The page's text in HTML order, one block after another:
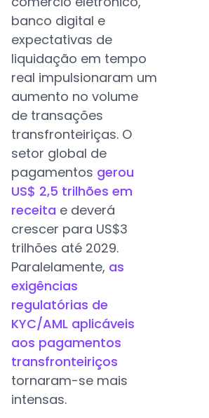
banco digital e
expectativas de
liquidação em tempo
real impulsionaram um
aumento no volume
de transações
transfronteiriças. O
setor global de
pagamentos gerou
US$ 2,5 trilhões em
receita e deverá
crescer para US$3
trilhões até 2029.
Paralelamente, as
exigências
regulatórias de
KYC/AML aplicáveis
aos pagamentos
transfronteiriços
tornaram-se mais
intensas.